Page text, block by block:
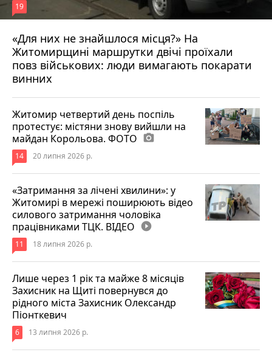
«Для них не знайшлося місця?» На
Житомирщині маршрутки двічі проїхали
повз військових: люди вимагають покарати
винних
19
17 липня 2026 р.
Житомир четвертий день поспіль
протестує: містяни знову вийшли на
майдан Корольова. ФОТО photo_camera
14 20 липня 2026 р.
«Затримання за лічені хвилини»: у
Житомирі в мережі поширюють відео
силового затримання чоловіка
працівниками ТЦК. ВІДЕО play_circle_filled
11 18 липня 2026 р.
Лише через 1 рік та майже 8 місяців
Захисник на Щиті повернувся до
рідного міста Захисник Олександр
Піонткевич
6 13 липня 2026 р.